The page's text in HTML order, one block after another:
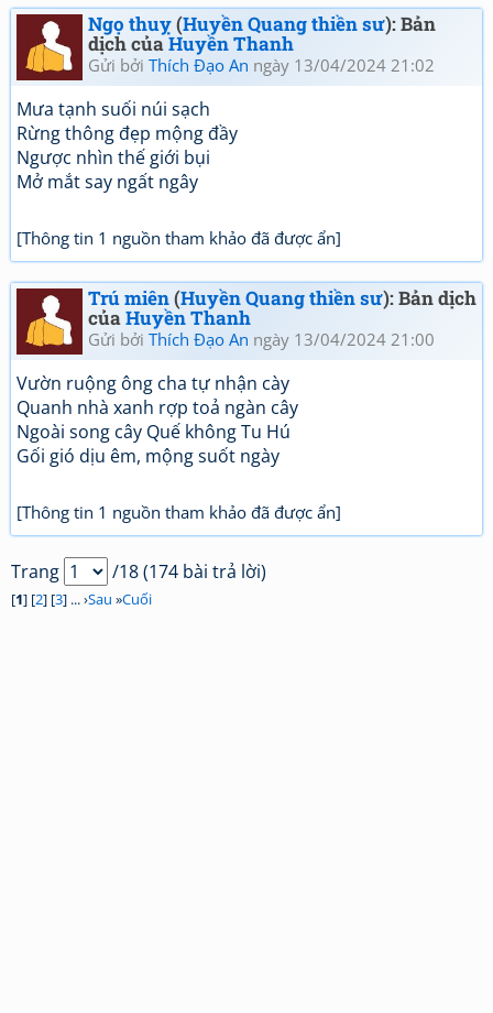
Ngọ thuỵ(Huyền Quang thiền sư): Bản
dịch củaHuyền Thanh
Gửi bởi Thích Đạo An ngày 13/04/2024 21:02
Mưa tạnh suối núi sạch
Rừng thông đẹp mộng đầy
Ngược nhìn thế giới bụi
Mở mắt say ngất ngây
[Thông tin 1 nguồn tham khảo đã được ẩn]
Trú miên(Huyền Quang thiền sư): Bản dịch
củaHuyền Thanh
Gửi bởi Thích Đạo An ngày 13/04/2024 21:00
Vườn ruộng ông cha tự nhận cày
Quanh nhà xanh rợp toả ngàn cây
Ngoài song cây Quế không Tu Hú
Gối gió dịu êm, mộng suốt ngày
[Thông tin 1 nguồn tham khảo đã được ẩn]
Trang /18 (174 bài trả lời)
[1] [2] [3] ... ›Sau »Cuối